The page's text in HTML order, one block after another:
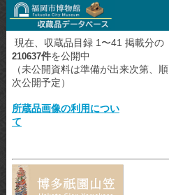
現在、収蔵品目録 1〜41 掲載分の
210637件を公開中
（未公開資料は準備が出来次第、順
次公開予定）
所蔵品画像の利用につい
て